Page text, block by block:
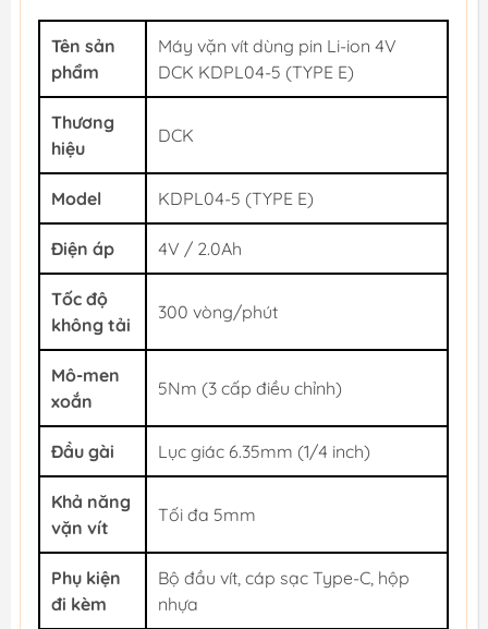
Tên sản
phẩm
Máy vặn vít dùng pin Li-ion 4V
DCK KDPL04-5 (TYPE E)
Thương
hiệu
DCK
Model KDPL04-5 (TYPE E)
Điện áp 4V / 2.0Ah
Tốc độ
không tải
300 vòng/phút
Mô-men
xoắn
5Nm (3 cấp điều chỉnh)
Đầu gài Lục giác 6.35mm (1/4 inch)
Khả năng
vặn vít
Tối đa 5mm
Phụ kiện
đi kèm
Bộ đầu vít, cáp sạc Type-C, hộp
nhựa